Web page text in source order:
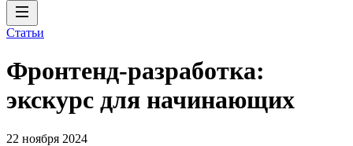
Статьи
Фронтенд-разработка:
экскурс для начинающих
22 ноября 2024